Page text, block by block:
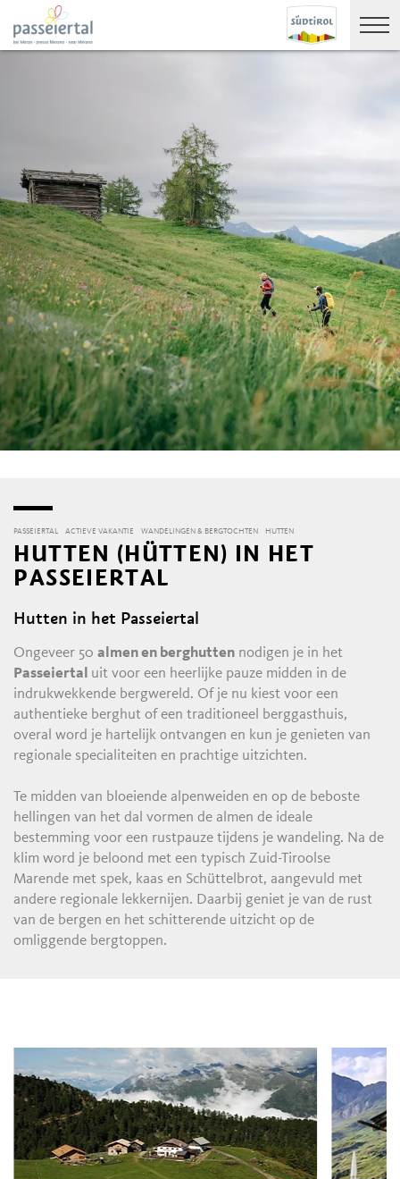
PASSEIERTAL ACTIEVE VAKANTIE WANDELINGEN & BERGTOCHTEN HUTTEN
HUTTEN (HÜTTEN) IN HET
PASSEIERTAL
Hutten in het Passeiertal
Ongeveer 50almen en berghutten nodigen je in het
Passeiertal uit voor een heerlijke pauze midden in de
indrukwekkende bergwereld. Of je nu kiest voor een
authentieke berghut of een traditioneel berggasthuis,
overal word je hartelijk ontvangen en kun je genieten van
regionale specialiteiten en prachtige uitzichten.
Te midden van bloeiende alpenweiden en op de beboste
hellingen van het dal vormen de almen de ideale
bestemming voor een rustpauze tijdens je wandeling. Na de
klim word je beloond met een typisch Zuid-Tiroolse
Marende met spek, kaas en Schüttelbrot, aangevuld met
andere regionale lekkernijen. Daarbij geniet je van de rust
van de bergen en het schitterende uitzicht op de
omliggende bergtoppen.